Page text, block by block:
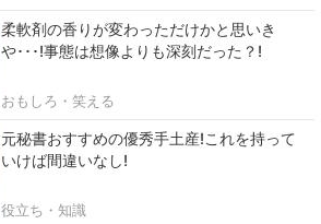
柔軟剤の香りが変わっただけかと思いき
や･･･!事態は想像よりも深刻だった？!
おもしろ・笑える
元秘書おすすめの優秀手土産!これを持って
いけば間違いなし!
役立ち・知識